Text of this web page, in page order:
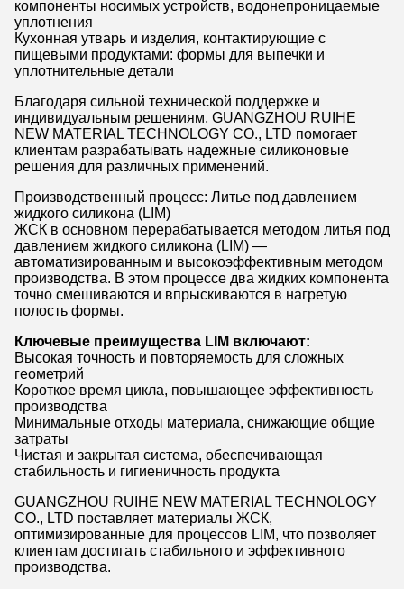
компоненты носимых устройств, водонепроницаемые
уплотнения
Кухонная утварь и изделия, контактирующие с
пищевыми продуктами: формы для выпечки и
уплотнительные детали
Благодаря сильной технической поддержке и
индивидуальным решениям, GUANGZHOU RUIHE
NEW MATERIAL TECHNOLOGY CO., LTD помогает
клиентам разрабатывать надежные силиконовые
решения для различных применений.
Производственный процесс: Литье под давлением
жидкого силикона (LIM)
ЖСК в основном перерабатывается методом литья под
давлением жидкого силикона (LIM) —
автоматизированным и высокоэффективным методом
производства. В этом процессе два жидких компонента
точно смешиваются и впрыскиваются в нагретую
полость формы.
Ключевые преимущества LIM включают:
Высокая точность и повторяемость для сложных
геометрий
Короткое время цикла, повышающее эффективность
производства
Минимальные отходы материала, снижающие общие
затраты
Чистая и закрытая система, обеспечивающая
стабильность и гигиеничность продукта
GUANGZHOU RUIHE NEW MATERIAL TECHNOLOGY
CO., LTD поставляет материалы ЖСК,
оптимизированные для процессов LIM, что позволяет
клиентам достигать стабильного и эффективного
производства.